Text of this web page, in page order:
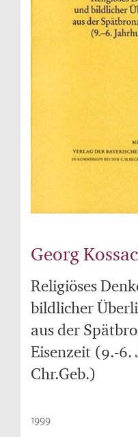
Georg
Religiöses
bildlicher
aus der
Eisenzeit (9.-6.
Chr.Geb.)
1999